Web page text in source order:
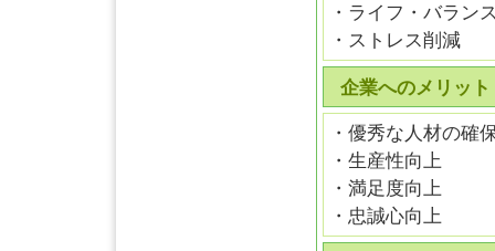
・ライフ・バラン
・ストレス削減
企業へのメリット
・優秀な人材の確
・生産性向上
・満足度向上
・忠誠心向上